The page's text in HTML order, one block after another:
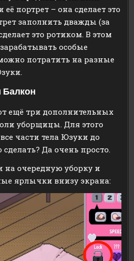
портрет – она сделает это
заполнить дважды (за
это ротиком. В этом
особые
потратить на разные
Балкон
ещё три дополнительных
уборщицы. Для этого
части тела Юзуки до
Да очень просто.
очередную уборку и
ярлычки внизу экрана: